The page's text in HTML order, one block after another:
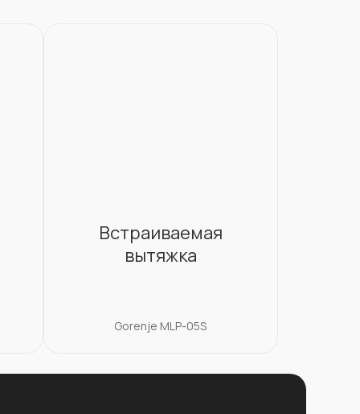
Встраиваемая
вытяжка
Gorenje MLP-05S